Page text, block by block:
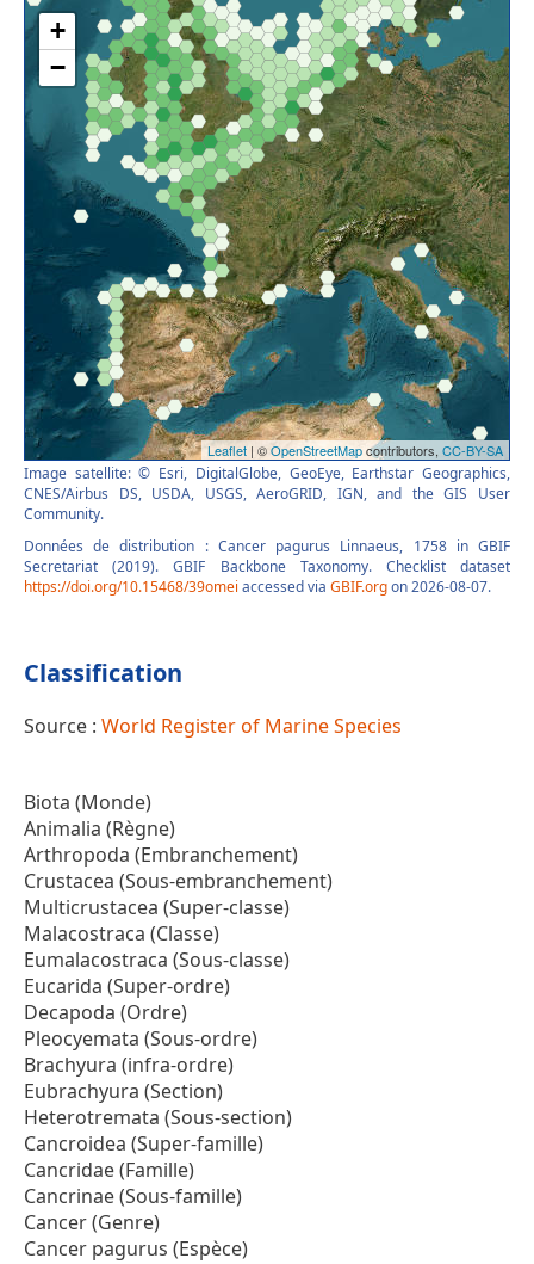
Image satellite: © Esri, DigitalGlobe, GeoEye, Earthstar Geographics,
CNES/Airbus DS, USDA, USGS, AeroGRID, IGN, and the GIS User
Community.
Données de distribution : Cancer pagurus Linnaeus, 1758 in GBIF
Secretariat (2019). GBIF Backbone Taxonomy. Checklist dataset
https://doi.org/10.15468/39omei accessed via GBIF.orgon 2026-08-07.
Classification
Source : World Register of Marine Species
Biota (Monde)
Animalia (Règne)
Arthropoda (Embranchement)
Crustacea (Sous-embranchement)
Multicrustacea (Super-classe)
Malacostraca (Classe)
Eumalacostraca (Sous-classe)
Eucarida (Super-ordre)
Decapoda (Ordre)
Pleocyemata (Sous-ordre)
Brachyura (infra-ordre)
Eubrachyura (Section)
Heterotremata (Sous-section)
Cancroidea (Super-famille)
Cancridae (Famille)
Cancrinae (Sous-famille)
Cancer (Genre)
Cancer pagurus (Espèce)